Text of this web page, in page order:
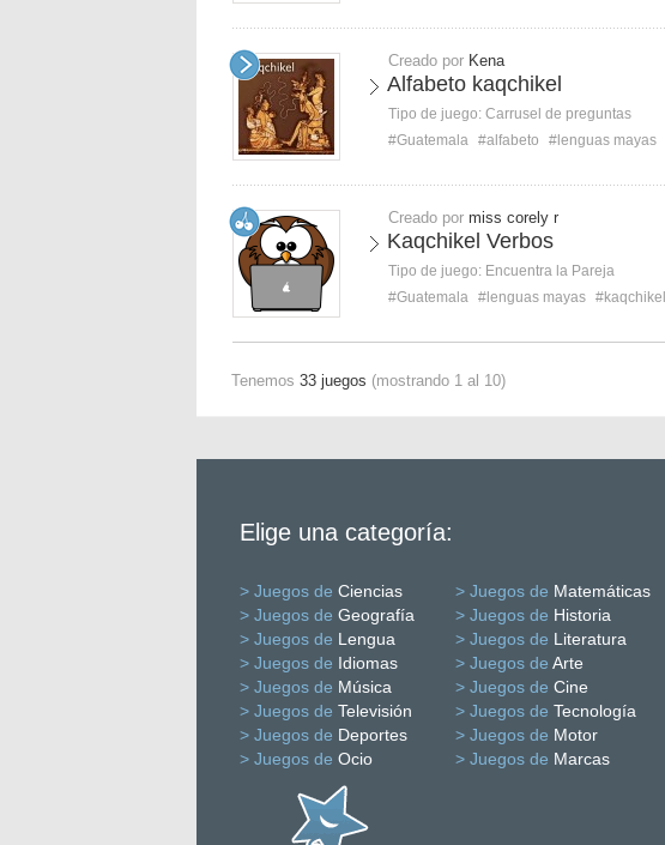
Creado por Kena
Alfabeto kaqchikel
Tipo de juego: Carrusel de preguntas
#Guatemala #alfabeto #lenguas mayas
Creado por miss corely r
Kaqchikel Verbos
Tipo de juego: Encuentra la Pareja
#Guatemala #lenguas mayas #kaqchikel
Tenemos 33 juegos (mostrando 1 al 10)
Elige una categoría:
> Juegos de Ciencias > Juegos de Matemáticas
> Juegos de Geografía > Juegos de Historia
> Juegos de Lengua > Juegos de Literatura
> Juegos de Idiomas > Juegos de Arte
> Juegos de Música > Juegos de Cine
> Juegos de Televisión > Juegos de Tecnología
> Juegos de Deportes > Juegos de Motor
> Juegos de Ocio > Juegos de Marcas